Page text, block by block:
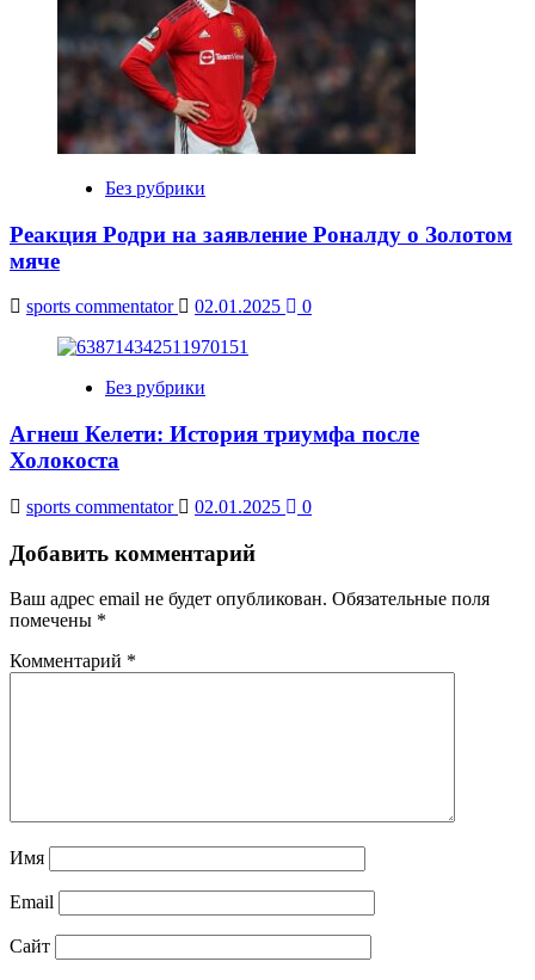
Без рубрики
Реакция Родри на заявление Роналду о Золотом
мяче
sports commentator 02.01.2025 0
Без рубрики
Агнеш Келети: История триумфа после
Холокоста
sports commentator 02.01.2025 0
Добавить комментарий
Ваш адрес email не будет опубликован. Обязательные поля
помечены *
Комментарий *
Имя
Email
Сайт